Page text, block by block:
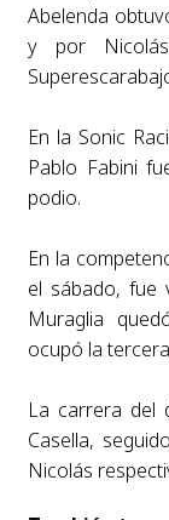
Abelenda
y por
En la Sonic
Pablo Fabini
podio.
En la
el sábado, fue
Muraglia
ocupó la
La carrera del
Casella,
Nicolás